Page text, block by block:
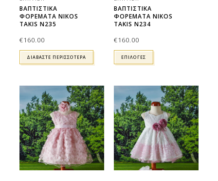
ΒΑΠΤΙΣΤΙΚΑ
ΦΟΡΕΜΑΤΑ NIKOS
TAKIS N235
€160.00
ΔΙΑΒΆΣΤΕ ΠΕΡΙΣΣΌΤΕΡΑ
ΒΑΠΤΙΣΤΙΚΑ
ΦΟΡΕΜΑΤΑ NIKOS
TAKIS N234
€160.00
ΕΠΙΛΟΓΕΣ